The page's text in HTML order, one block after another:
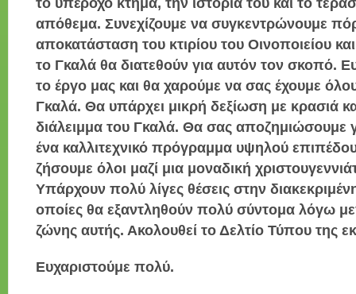
το υπέροχο κτήμα, την ιστορία του και το
απόθεμα. Συνεχίζουμε να συγκεντρώνουμε
αποκατάσταση του κτιρίου του Οινοποιείου
το Γκαλά θα διατεθούν για αυτόν τον σκοπό.
το έργο μας και θα χαρούμε να σας έχουμε
Γκαλά. Θα υπάρχει μικρή δεξίωση με κρασιά
διάλειμμα του Γκαλά. Θα σας αποζημιώσουμε
ένα καλλιτεχνικό πρόγραμμα υψηλού
ζήσουμε όλοι μαζί μια μοναδική
Υπάρχουν πολύ λίγες θέσεις στην
οποίες θα εξαντληθούν πολύ σύντομα λόγω
ζώνης αυτής. Ακολουθεί το Δελτίο Τύπου της
Ευχαριστούμε πολύ.